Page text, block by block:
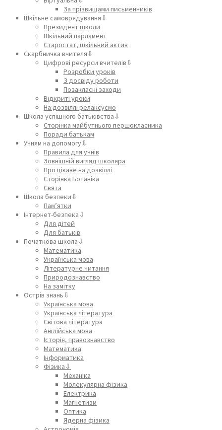
За прізвищами письменників
Шкільне самоврядування⇩
Президент школи
Шкільний парламент
Старостат, шкільний актив
Скарбничка вчителя⇩
Цифрові ресурси вчителів⇩
Розробки уроків
З досвіду роботи
Позакласні заходи
Відкриті уроки
На дозвіллі релаксуємо
Школа успішного батьківства⇩
Сторінка майбутнього першокласника
Поради батькам
Учням на допомогу⇩
Правила для учнів
Зовнішній вигляд школяра
Про цікаве на дозвіллі
Сторінка Ботаніка
Свята
Школа безпеки⇩
Пам’ятки
Інтернет-безпека⇩
Для дітей
Для батьків
Початкова школа⇩
Математика
Українська мова
Літературне читання
Природознавство
На замітку
Острів знань⇩
Українська мова
Українська література
Світова література
Англійська мова
Історія, правознавство
Математика
Інформатика
Фізика⇩
Механіка
Молекулярна фізика
Електрика
Магнетизм
Оптика
Ядерна фізика